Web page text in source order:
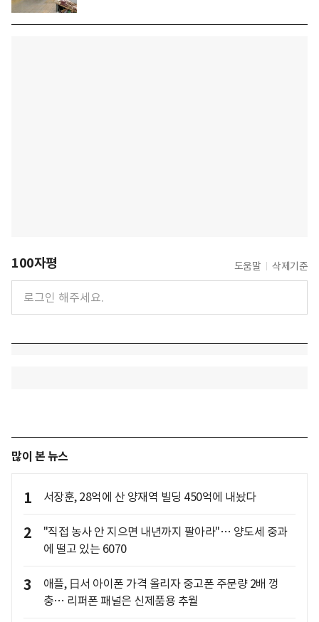
100자평 도움말 삭제기준
많이 본 뉴스
1 서장훈, 28억에 산 양재역 빌딩 450억에 내놨다
2
"직접 농사 안 지으면 내년까지 팔아라"… 양도세 중과
에 떨고 있는 6070
3
애플, 日서 아이폰 가격 올리자 중고폰 주문량 2배 껑
충… 리퍼폰 패널은 신제품용 추월